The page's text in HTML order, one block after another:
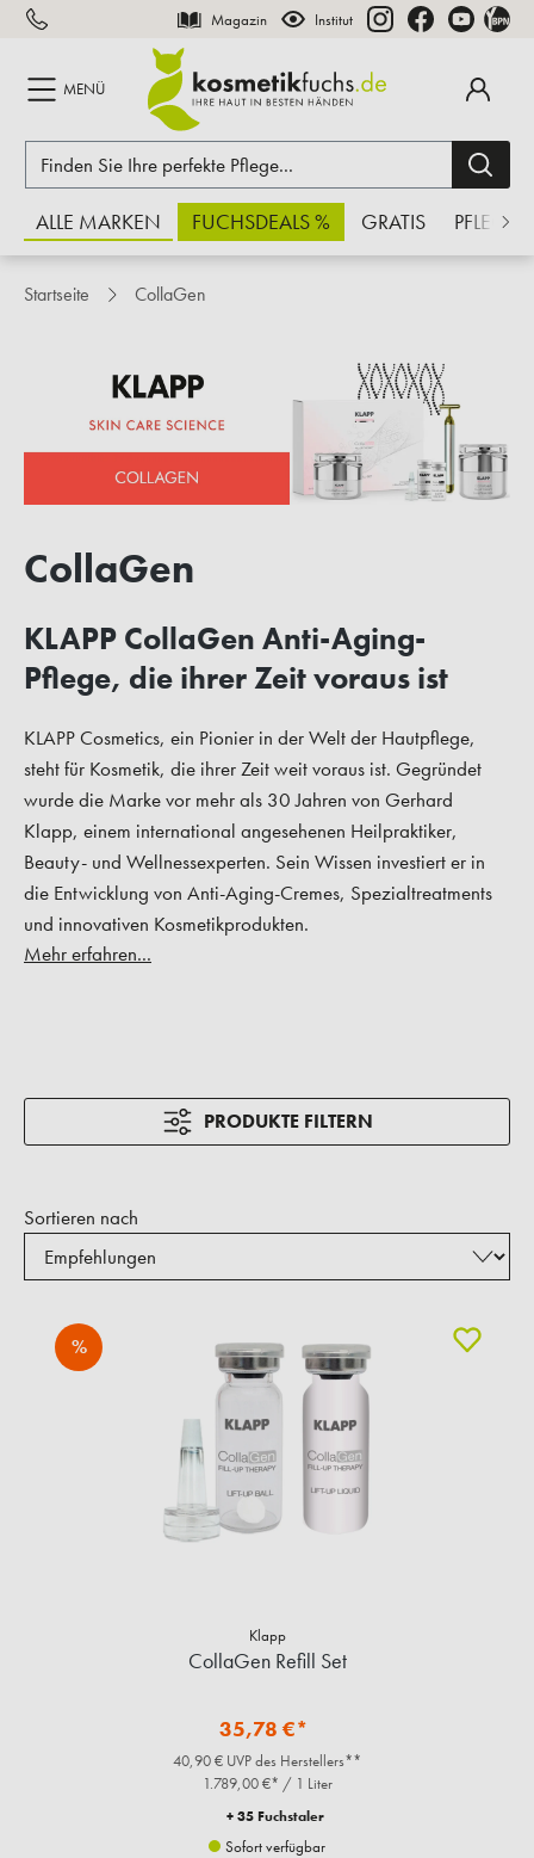
springen Magazin Institut
MENÜ
ALLE MARKEN FUCHSDEALS % GRATIS PFLEGE
Startseite CollaGen
CollaGen
KLAPP CollaGen Anti-Aging-
Pflege, die ihrer Zeit voraus ist
KLAPP Cosmetics, ein Pionier in der Welt der Hautpflege,
steht für Kosmetik, die ihrer Zeit weit voraus ist. Gegründet
wurde die Marke vor mehr als 30 Jahren von Gerhard
Klapp, einem international angesehenen Heilpraktiker,
Beauty- und Wellnessexperten. Sein Wissen investiert er in
die Entwicklung von Anti-Aging-Cremes, Spezialtreatments
und innovativen Kosmetikprodukten.
Mehr erfahren...
PRODUKTE FILTERN
Sortieren nach
%
Klapp
CollaGen Refill Set
35,78 €*
40,90 € UVP des Herstellers**
1.789,00 €* / 1 Liter
+ 35 Fuchstaler
Sofort verfügbar